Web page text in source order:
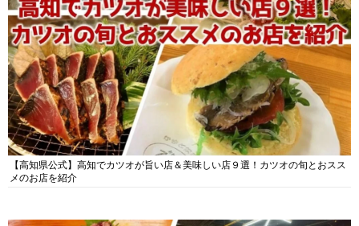
【高知県公式】高知でカツオが旨い店＆美味しい店９選！カツオの旬とおスス
メのお店を紹介